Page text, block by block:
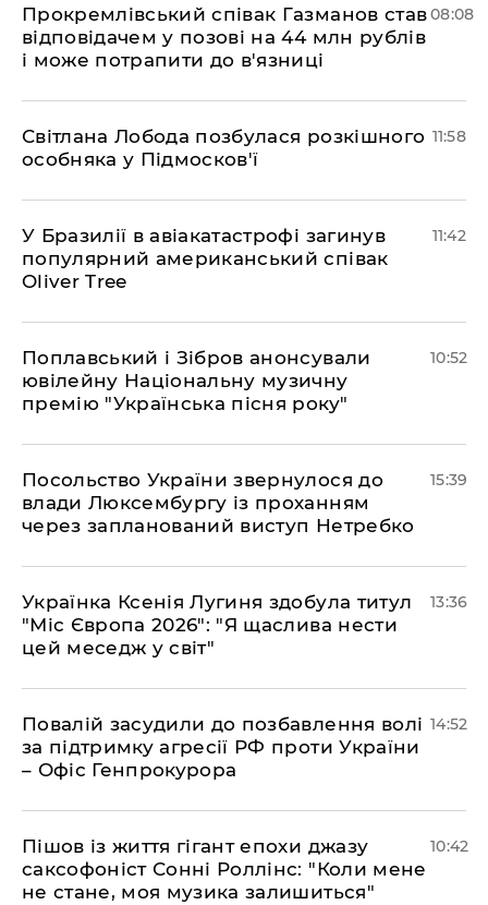
​Прокремлівський співак Газманов став
відповідачем у позові на 44 млн рублів
і може потрапити до в'язниці
08:08
Світлана Лобода позбулася розкішного
особняка у Підмосков'ї
11:58
У Бразилії в авіакатастрофі загинув
популярний американський співак
Oliver Tree
11:42
Поплавський і Зібров анонсували
ювілейну Національну музичну
премію "Українська пісня року"
10:52
Посольство України звернулося до
влади Люксембургу із проханням
через запланований виступ Нетребко
15:39
Українка Ксенія Лугиня здобула титул
"Міс Європа 2026": "Я щаслива нести
цей меседж у світ"
13:36
Повалій засудили до позбавлення волі
за підтримку агресії РФ проти України
– Офіс Генпрокурора
14:52
Пішов із життя гігант епохи джазу
саксофоніст Сонні Роллінс: "Коли мене
не стане, моя музика залишиться"
10:42